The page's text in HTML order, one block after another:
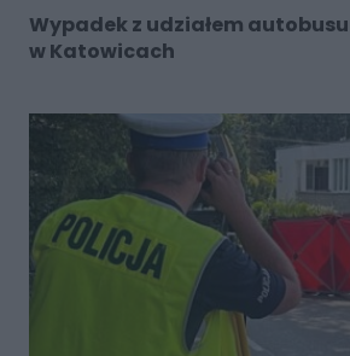
Wypadek z udziałem
w Katowicach